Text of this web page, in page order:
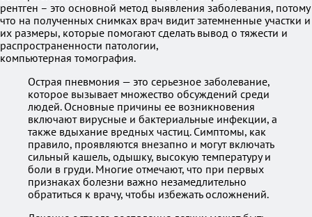
рентген – это основной метод выявления заболевания, потому
что на полученных снимках врач видит затемненные участки и
их размеры, которые помогают сделать вывод о тяжести и
распространенности патологии,
компьютерная томография.
Острая пневмония — это серьезное заболевание,
которое вызывает множество обсуждений среди
людей. Основные причины ее возникновения
включают вирусные и бактериальные инфекции, а
также вдыхание вредных частиц. Симптомы, как
правило, проявляются внезапно и могут включать
сильный кашель, одышку, высокую температуру и
боли в груди. Многие отмечают, что при первых
признаках болезни важно незамедлительно
обратиться к врачу, чтобы избежать осложнений.